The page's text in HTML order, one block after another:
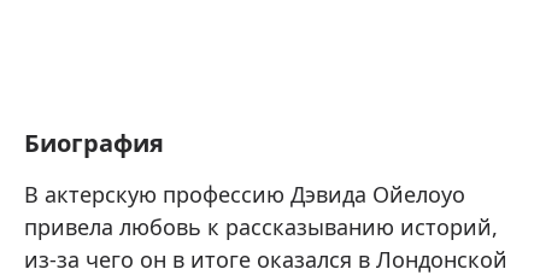
Биография
В актерскую профессию Дэвида Ойелоуо
привела любовь к рассказыванию историй,
из-за чего он в итоге оказался в Лондонской